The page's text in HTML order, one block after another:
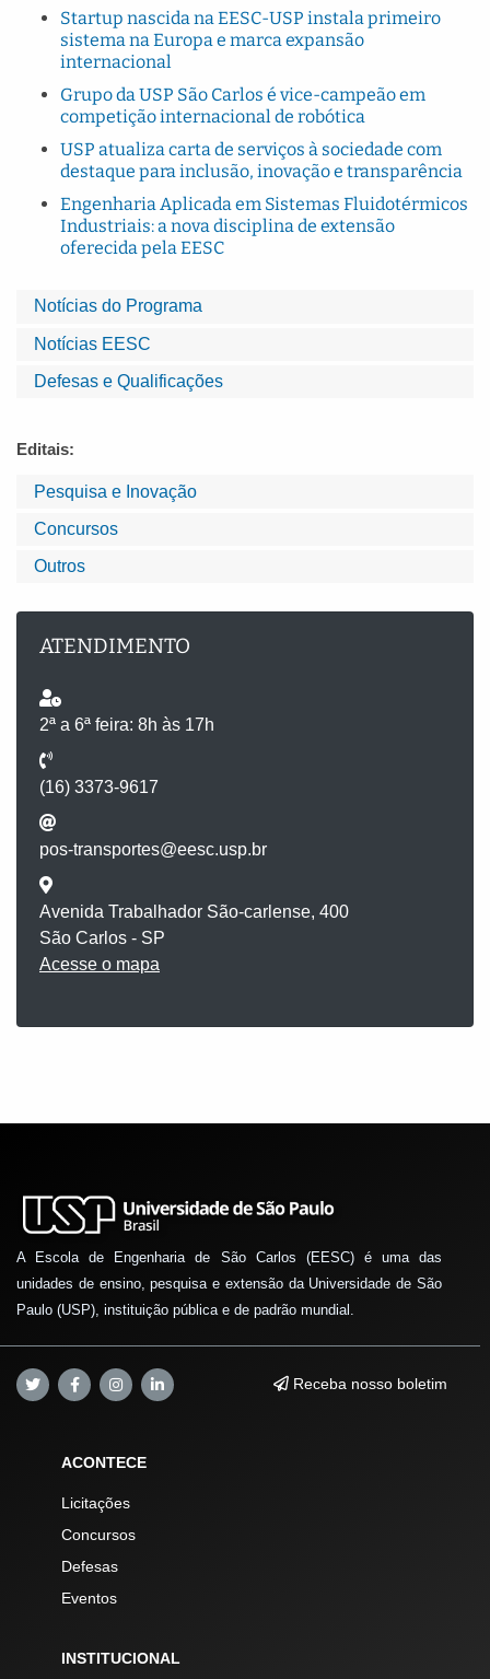
Notícias do Programa
Notícias EESC
Defesas e Qualificações
Editais:
Pesquisa e Inovação
Concursos
Outros
ATENDIMENTO
2ª a 6ª feira: 8h às 17h
(16) 3373-9617
pos-transportes@eesc.usp.br
Avenida Trabalhador São-carlense, 400
São Carlos - SP
Acesse o mapa
Startup nascida na EESC-USP instala primeiro
sistema na Europa e marca expansão
internacional
Grupo da USP São Carlos é vice-campeão em
competição internacional de robótica
USP atualiza carta de serviços à sociedade com
destaque para inclusão, inovação e transparência
Engenharia Aplicada em Sistemas Fluidotérmicos
Industriais: a nova disciplina de extensão
oferecida pela EESC
A Escola de Engenharia de São Carlos (EESC) é uma das
unidades de ensino, pesquisa e extensão da Universidade de São
Paulo (USP), instituição pública e de padrão mundial.
Receba nosso boletim
ACONTECE
Licitações
Concursos
Defesas
Eventos
INSTITUCIONAL